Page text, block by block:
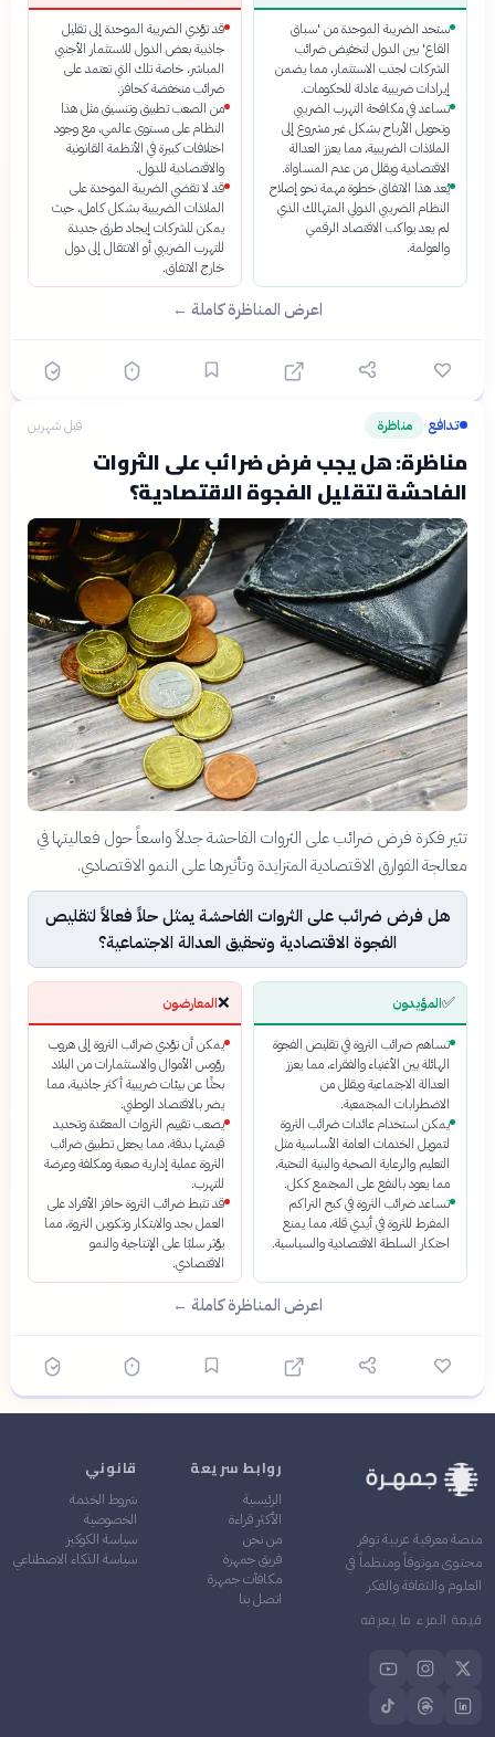
ستحد الضريبة الموحدة من 'سباق
القاع' بين الدول لتخفيض ضرائب
الشركات لجذب الاستثمار، مما يضمن
إيرادات ضريبية عادلة للحكومات.
تساعد في مكافحة التهرب الضريبي
وتحويل الأرباح بشكل غير مشروع إلى
الملاذات الضريبية، مما يعزز العدالة
الاقتصادية ويقلل من عدم المساواة.
يُعد هذا الاتفاق خطوة مهمة نحو إصلاح
النظام الضريبي الدولي المتهالك الذي
لم يعد يواكب الاقتصاد الرقمي
والعولمة.
قد تؤدي الضريبة الموحدة إلى تقليل
جاذبية بعض الدول للاستثمار الأجنبي
المباشر، خاصة تلك التي تعتمد على
ضرائب منخفضة كحافز.
من الصعب تطبيق وتنسيق مثل هذا
النظام على مستوى عالمي، مع وجود
اختلافات كبيرة في الأنظمة القانونية
والاقتصادية للدول.
قد لا تقضي الضريبة الموحدة على
الملاذات الضريبية بشكل كامل، حيث
يمكن للشركات إيجاد طرق جديدة
للتهرب الضريبي أو الانتقال إلى دول
خارج الاتفاق.
اعرض المناظرة كاملة ←
تدافع› مناظرة قبل شهرين
مناظرة: هل يجب فرض ضرائب على الثروات
الفاحشة لتقليل الفجوة الاقتصادية؟
تثير فكرة فرض ضرائب على الثروات الفاحشة جدلاً واسعاً حول فعاليتها في
معالجة الفوارق الاقتصادية المتزايدة وتأثيرها على النمو الاقتصادي.
هل فرض ضرائب على الثروات الفاحشة يمثل حلاً فعالاً لتقليص
الفجوة الاقتصادية وتحقيق العدالة الاجتماعية؟
✅المؤيدون
تساهم ضرائب الثروة في تقليص الفجوة
الهائلة بين الأغنياء والفقراء، مما يعزز
العدالة الاجتماعية ويقلل من
الاضطرابات المجتمعية.
يمكن استخدام عائدات ضرائب الثروة
لتمويل الخدمات العامة الأساسية مثل
التعليم والرعاية الصحية والبنية التحتية،
مما يعود بالنفع على المجتمع ككل.
تساعد ضرائب الثروة في كبح التراكم
المفرط للثروة في أيدي قلة، مما يمنع
احتكار السلطة الاقتصادية والسياسية.
❌المعارضون
يمكن أن تؤدي ضرائب الثروة إلى هروب
رؤوس الأموال والاستثمارات من البلاد
بحثًا عن بيئات ضريبية أكثر جاذبية، مما
يضر بالاقتصاد الوطني.
يصعب تقييم الثروات المعقدة وتحديد
قيمتها بدقة، مما يجعل تطبيق ضرائب
الثروة عملية إدارية صعبة ومكلفة وعرضة
للتهرب.
قد تثبط ضرائب الثروة حافز الأفراد على
العمل بجد والابتكار وتكوين الثروة، مما
يؤثر سلبًا على الإنتاجية والنمو
الاقتصادي.
اعرض المناظرة كاملة ←
منصة معرفية عربية توفر
محتوى موثوقاً ومنظماً في
العلوم والثقافة والفكر
قيمة المرء ما يعرفه
روابط سريعة
الرئيسية
الأكثر قراءة
من نحن
فريق جمهرة
مكافآت جمهرة
اتصل بنا
قانوني
شروط الخدمة
الخصوصية
سياسة الكوكيز
سياسة الذكاء الاصطناعي